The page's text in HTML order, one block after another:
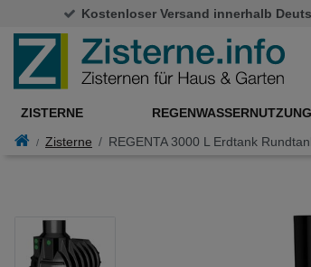
Kostenloser Versand innerhalb
ZISTERNE
Zisterne REGENTA 3000 L Erdtank